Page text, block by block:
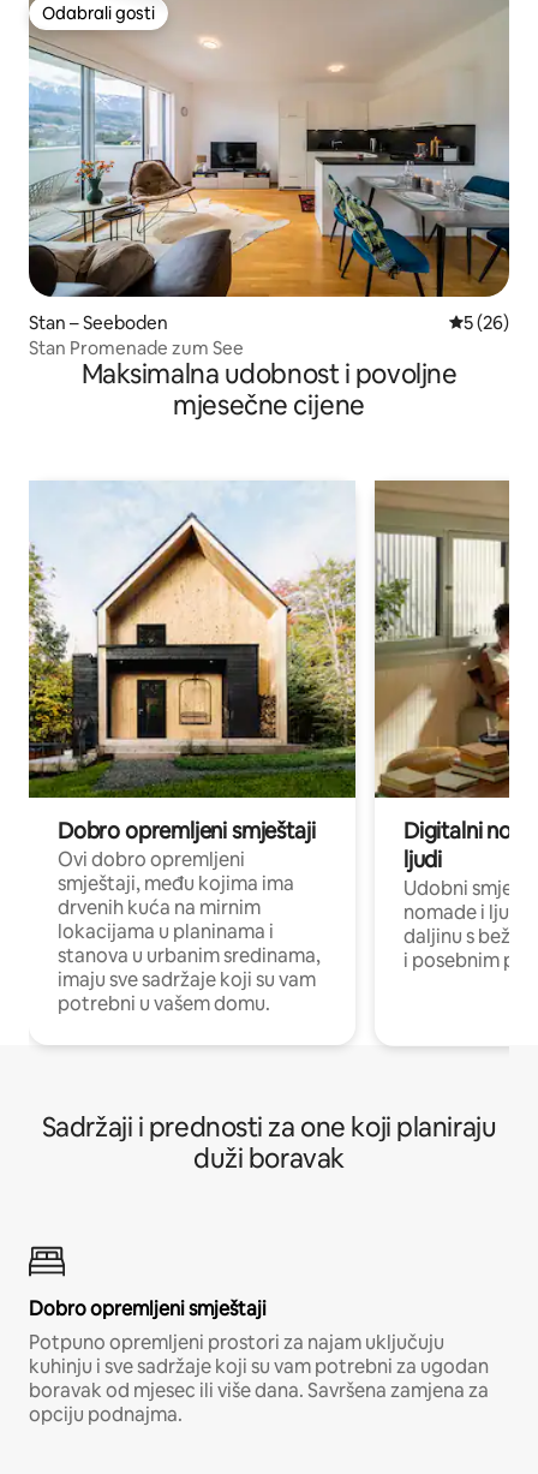
Odabrali gosti
Odabrali gosti
Stan – Seeboden Prosječna
5 (26)
Stan Promenade zum See
Maksimalna udobnost i povoljne
mjesečne cijene
Dobro opremljeni smještaji
Ovi dobro opremljeni
smještaji, među kojima ima
drvenih kuća na mirnim
lokacijama u planinama i
stanova u urbanim sredinama,
imaju sve sadržaje koji su vam
potrebni u vašem domu.
Digitalni
ljudi
Udobni
nomade i ljude
daljinu s
i posebnim
Sadržaji i prednosti za one koji planiraju
duži boravak
Dobro opremljeni smještaji
Potpuno opremljeni prostori za najam uključuju
kuhinju i sve sadržaje koji su vam potrebni za ugodan
boravak od mjesec ili više dana. Savršena zamjena za
opciju podnajma.